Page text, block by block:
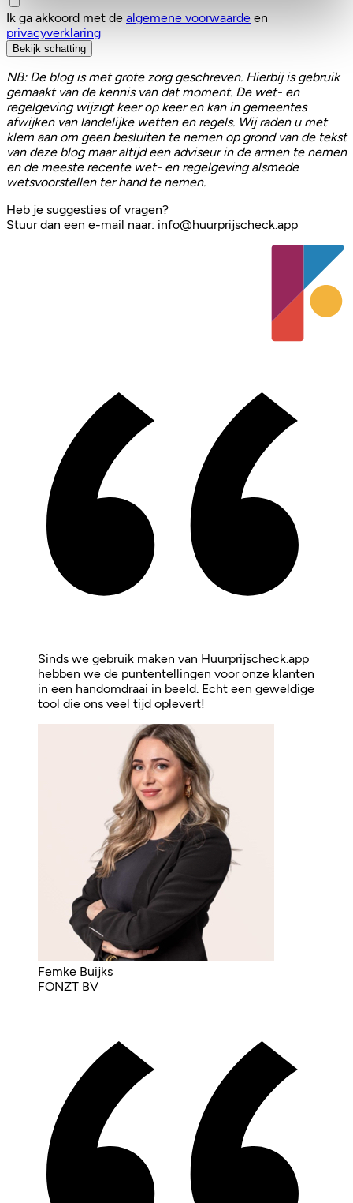
Ik ga akkoord met de algemene voorwaarde en
privacyverklaring
Bekijk schatting
NB: De blog is met grote zorg geschreven. Hierbij is gebruik
gemaakt van de kennis van dat moment. De wet- en
regelgeving wijzigt keer op keer en kan in gemeentes
afwijken van landelijke wetten en regels. Wij raden u met
klem aan om geen besluiten te nemen op grond van de tekst
van deze blog maar altijd een adviseur in de armen te nemen
en de meeste recente wet- en regelgeving alsmede
wetsvoorstellen ter hand te nemen.
Heb je suggesties of vragen?
Stuur dan een e-mail naar: info@huurprijscheck.app
Sinds we gebruik maken van Huurprijscheck.app
hebben we de puntentellingen voor onze klanten
in een handomdraai in beeld. Echt een geweldige
tool die ons veel tijd oplevert!
Femke Buijks
FONZT BV